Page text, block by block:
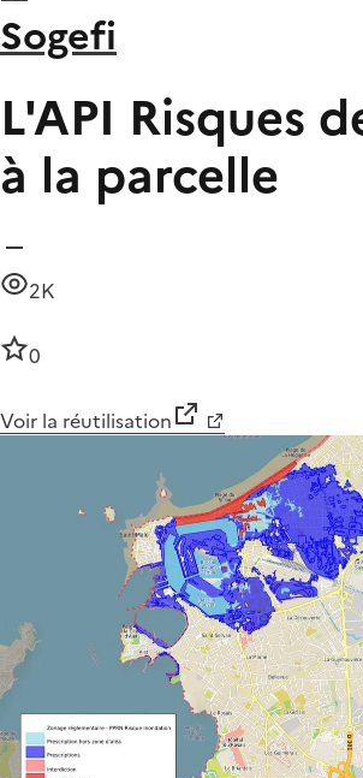
Sogefi
L'API Risques
à la parcelle
2K
0
Voir la réutilisation